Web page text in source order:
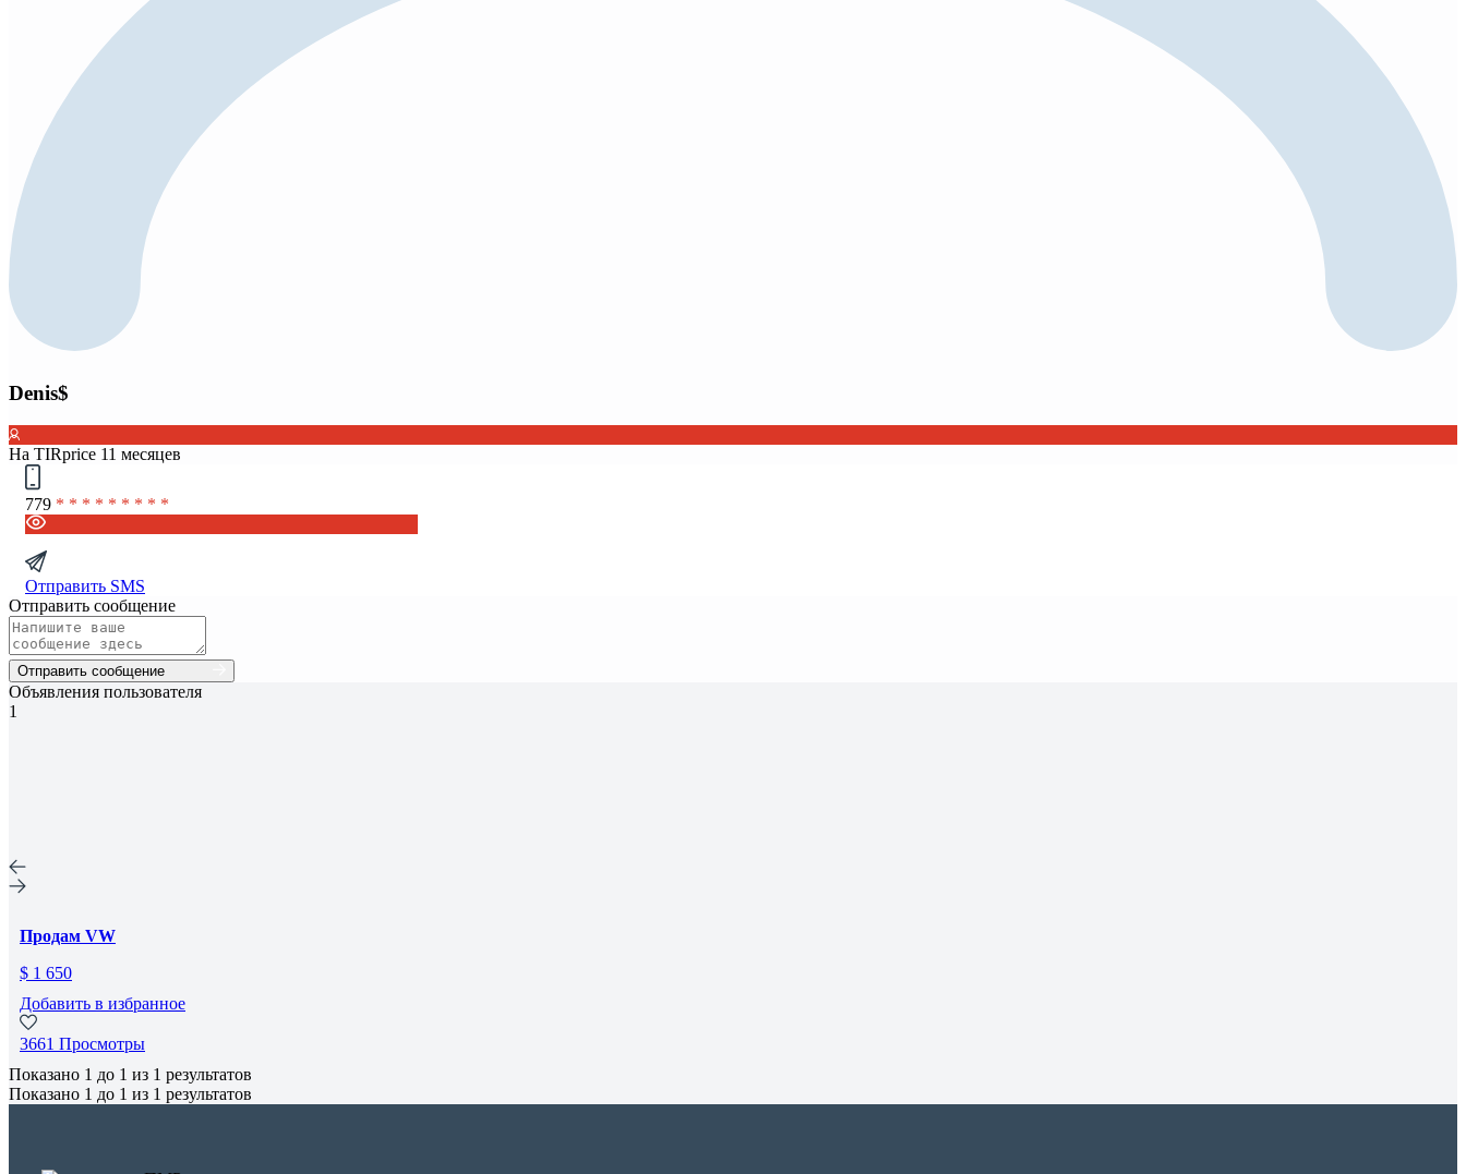
Denis$
На TIRprice 11 месяцев
779 * * * * * * * * *
Отправить SMS
Отправить сообщение
Отправить сообщение
Объявления пользователя
1
Продам VW
$ 1 650
Добавить в избранное
3661 Просмотры
Показано 1 до 1 из 1 результатов
Показано 1 до 1 из 1 результатов